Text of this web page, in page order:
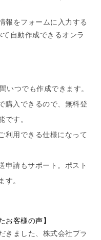
報をフォームに入力する
自動作成できるオンラ
いつでも作成できます。
購入できるので、無料登
す。
利用できる仕様になって
申請もサポート。ポスト
す。
お客様の声】
きました、株式会社プラ